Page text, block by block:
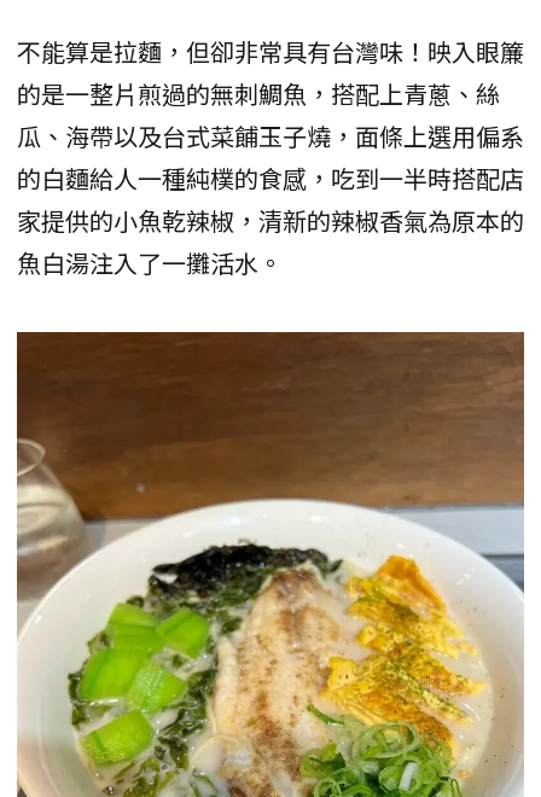
不能算是拉麵，但卻非常具有台灣味！映入眼簾
的是一整片煎過的無刺鯛魚，搭配上青蔥、絲
瓜、海帶以及台式菜餔玉子燒，面條上選用偏系
的白麵給人一種純樸的食感，吃到一半時搭配店
家提供的小魚乾辣椒，清新的辣椒香氣為原本的
魚白湯注入了一攤活水。